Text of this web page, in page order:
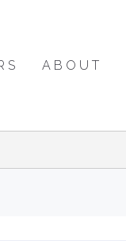
ABOUT